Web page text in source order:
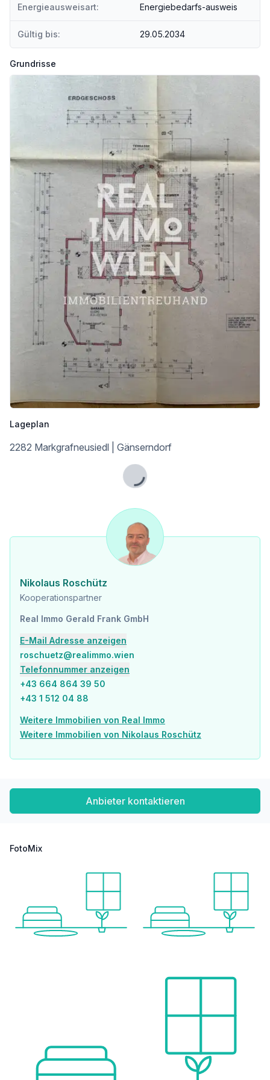
Für eine nasse Abkühlung im Hochsommer sorgt ein Schwimmteich mit Steg, Felsen mit Wasserfall, Oase-Filter mit UVC-Vorklärgerät und eine Freiluftdusche mit Solarheizungsbetrieb.
Die Entfernung zur Wiener Stadtgrenze sind rund 8 km, öffentlich gelangt man vorerst mit einem Bus bis zur S-Bahn-Station Schönfeld im Marchfeld Lassee und dann zur U-Bahn U2 bzw. über die S-Bahn-Station Deutsch-Wagram nach Wien.
BITTE BEACHTEN SIE, DASS WIR AUFGRUND DER NACHWEISPFLICHT GEGENÜBER DEM EIGENTÜMER NUR ANFRAGEN MIT VOLLSTÄNDIGER ANGABE DER ANSCHRIFT UND ANGABEN ZUR PERSON (NAME, TELEFON, E-MAIL) BEARBEITEN KÖNNEN.
Wir weisen darauf hin, dass zwischen dem Vermittler und dem zu vermittelnden Dritten ein familiäres oder wirtschaftliches Naheverhältnis besteht.
Der Vermittler ist als Doppelmakler tätig.
Infrastruktur / Entfernungen
Gesundheit
Arzt <500m
Apotheke <6.000m
Klinik <6.000m
Kinder & Schulen
Kindergarten <3.000m
Schule <1.000m
Universität <9.000m
Höhere Schule <10.000m
Supermarkt <1.000m
Einkaufszentrum <9.000m
Sonstige
Bus <1.000m
Straßenbahn <9.500m
Energieausweisart: Energiebedarfs-ausweis
Gültig bis: 29.05.2034
Grundrisse
Lageplan
2282 Markgrafneusiedl | Gänserndorf
Lade...
Nikolaus Roschütz
Kooperationspartner
Real Immo Gerald Frank GmbH
E-Mail Adresse anzeigen
roschuetz@realimmo.wien
Telefonnummer anzeigen
+43 664 864 39 50
+43 1 512 04 88
Weitere Immobilien von Real Immo
Weitere Immobilien von Nikolaus Roschütz
Anbieter kontaktieren
FotoMix